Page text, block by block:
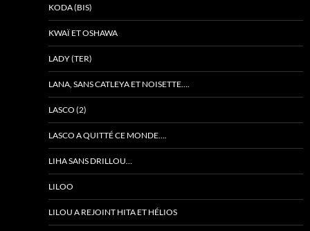
KODA (BIS)
KWAÏ ET OSHAWA
LADY (TER)
LANA, SANS CATLEYA ET NOISETTE….
LASCO (2)
LASCO A QUITTÉ CE MONDE….
LIHA SANS DRILLOU…
LILOO
LILOU A REJOINT HITA ET HÉLIOS